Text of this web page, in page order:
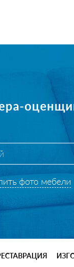
фото мебели